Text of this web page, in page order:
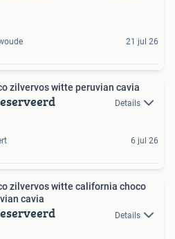
21 jul 26
zilvervos witte peruvian cavia
Details
6 jul 26
zilvervos witte california choco
cavia
Details